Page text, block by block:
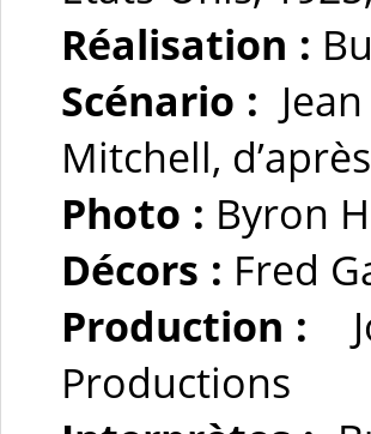
Réalisation :
Scénario :
Mitchell,
Photo : Byron
Décors : Fred
Production :
Productions